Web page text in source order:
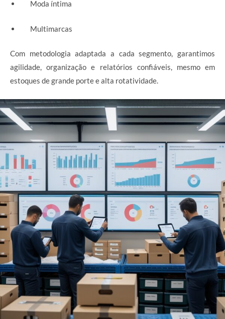
Moda íntima
Multimarcas
Com metodologia adaptada a cada segmento, garantimos
agilidade, organização e relatórios confiáveis, mesmo em
estoques de grande porte e alta rotatividade.